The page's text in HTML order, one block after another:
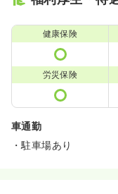
健康保険
労災保険
車通勤
・駐車場あり